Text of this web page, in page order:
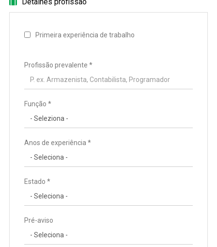
Primeira experiência de trabalho
Profissão prevalente *
Função *
Anos de experiência *
Estado *
Pré-aviso